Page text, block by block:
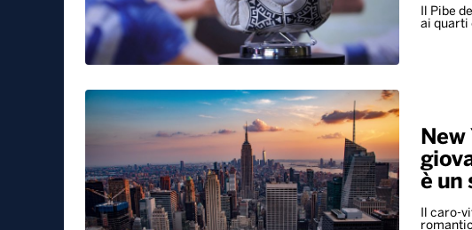
Il Pibe
ai quarti
è un
Il caro-